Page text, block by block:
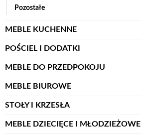
Pozostałe
MEBLE KUCHENNE
POŚCIEL I DODATKI
MEBLE DO PRZEDPOKOJU
MEBLE BIUROWE
STOŁY I KRZESŁA
MEBLE DZIECIĘCE I MŁODZIEŻOWE